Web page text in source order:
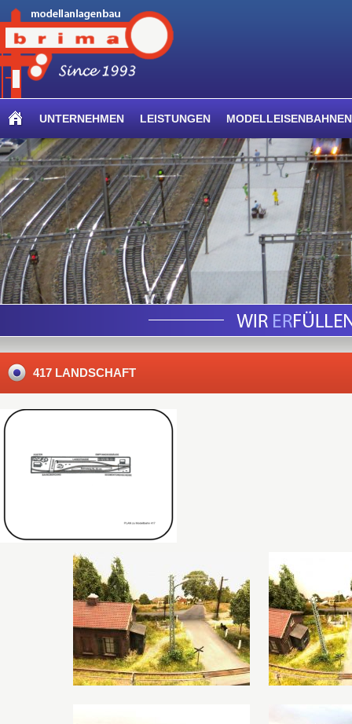
UNTERNEHMEN LEISTUNGEN MODELLEISENBAHNEN
417 LANDSCHAFT